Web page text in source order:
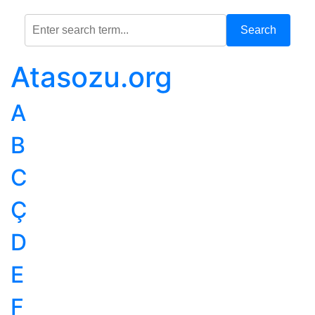
Search
Atasozu.org
A
B
C
Ç
D
E
F